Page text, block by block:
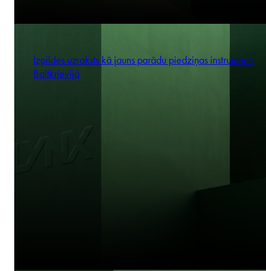
Izpildes uzraksts kā jauns parādu piedziņas instruments
Baltkrievijā